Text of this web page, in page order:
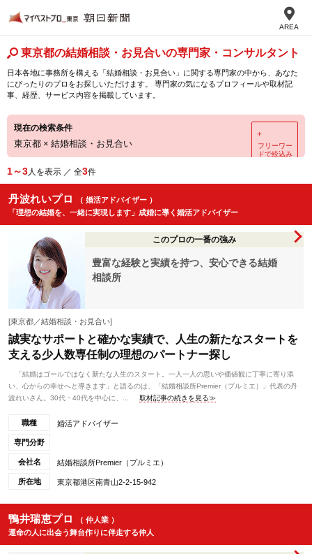
AREA
東京都の結婚相談・お見合いの専門家・コンサルタント
日本各地に事務所を構える「結婚相談・お見合い」に関する専門家の中から、あなた
にぴったりのプロをお探しいただけます。 専門家の気になるプロフィールや取材記
事、経歴、サービス内容を掲載しています。
現在の検索条件
東京都 × 結婚相談・お見合い
＋
フリーワー
ドで絞込み
1～3人を表示 ／ 全3件
丹波れいプロ
（ 婚活アドバイザー ）
「理想の結婚を、一緒に実現します」成婚に導く婚活アドバイザー
このプロの一番の強み
豊富な経験と実績を持つ、安心できる結婚
相談所
[東京都／結婚相談・お見合い]
誠実なサポートと確かな実績で、人生の新たなスタートを
支える少人数専任制の理想のパートナー探し
「結婚はゴールではなく新たな人生のスタート。一人一人の思いや価値観に丁寧に寄り添
い、心からの幸せへと導きます」と語るのは、「結婚相談所Premier（プルミエ）」代表の丹
波れいさん。30代・40代を中心に、...
取材記事の続きを見る≫
職種 婚活アドバイザー
専門分野
会社名 結婚相談所Premier（プルミエ）
所在地 東京都港区南青山2-2-15-942
鴨井瑞恵プロ
（ 仲人業 ）
運命の人に出会う舞台作りに伴走する仲人